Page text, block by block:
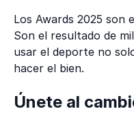
Los Awards 2025 son
Son el resultado de
usar el deporte no
hacer el bien.
Únete al